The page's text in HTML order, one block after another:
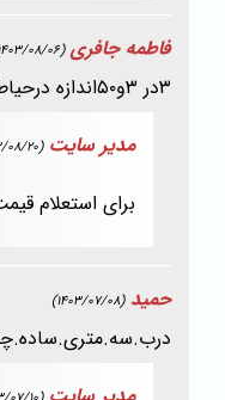
فاطمه جافری (1403/08/06)
۳در ۳و۵۰اندازه درحیاط چند میشه قیمتش
مدیر سایت (1403/08/20)
برای استعلام
حمید (1403/07/08)